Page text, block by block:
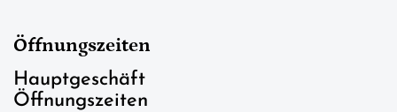
Öffnungszeiten
Hauptgeschäft
Öffnungszeiten